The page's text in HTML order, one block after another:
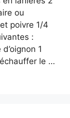
ou
poivre 1/4
:
1
le …